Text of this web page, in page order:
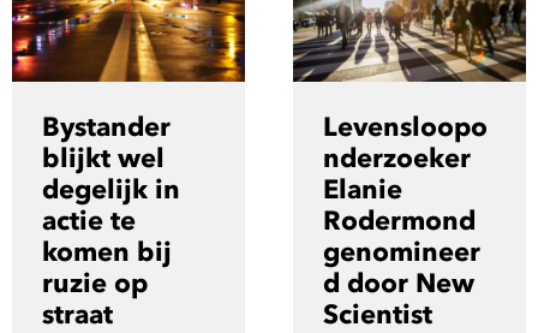
Publicaties
Over NSCR Show
Contact Show
Uitgelicht
Cursus
Bystander
blijkt wel
degelijk in
actie te
komen bij
ruzie op
straat
Levensloopo
nderzoeker
Elanie
Rodermond
genomineer
d door New
Scientist